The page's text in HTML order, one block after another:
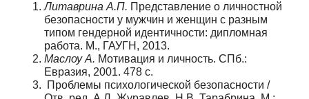
Литаврина А.П. Представление о личностной
безопасности у мужчин и женщин с разным
типом гендерной идентичности: дипломная
работа. М., ГАУГН, 2013.
Маслоу А. Мотивация и личность. СПб.:
Евразия, 2001. 478 с.
Проблемы психологической безопасности /